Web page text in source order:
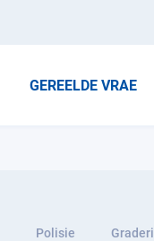
GEREELDE VRAE
Polisie